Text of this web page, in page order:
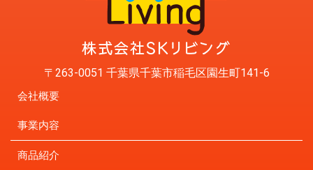
〒263-0051 千葉県千葉市稲毛区園生町141-6
会社概要
事業内容
商品紹介